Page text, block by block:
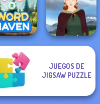
Word Haven Medieval Woman
JUEGOS DE
JIGSAW PUZZLE